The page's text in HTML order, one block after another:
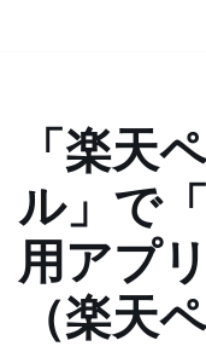
へ
ス
キ
「楽天
ル」で
用アプ
（楽天